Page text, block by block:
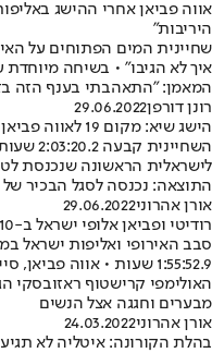
אווה פביאן אחרי ההישג
היריבות"
שחיינית המים הפתוחים על
איך לא הגיבו" • בשיחה
המאמן: "התאהבתי בענף הזה
רונן דורפן29.06.2022
הישג שיא: מקום 19 לאווה פביאן באליפות העולם בשחייה במים פתוחים
התוצאה: נכנסה לסגל הבכיר של
אורן אהרוני29.06.2022
רודיטי ופביאן אלופי ישראל ב-10 ק"מ, ראזובסקי וקוניה ניצחו
סבב האירופי ואליפות ישראל
האולימפי קרישטוף ראזובסקי
מבערים וחגגה אצל הנשים
אורן אהרוני24.03.2022
בהלת הקורונה: איטליה לא